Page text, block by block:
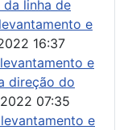
da linha de
e
16:37
e
direção do
07:35
e